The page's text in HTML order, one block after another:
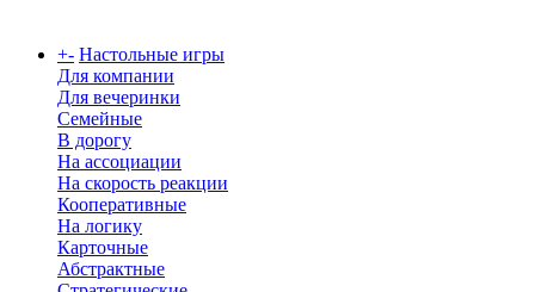
+- Настольные игры
Для компании
Для вечеринки
Семейные
В дорогу
На ассоциации
На скорость реакции
Кооперативные
На логику
Карточные
Абстрактные